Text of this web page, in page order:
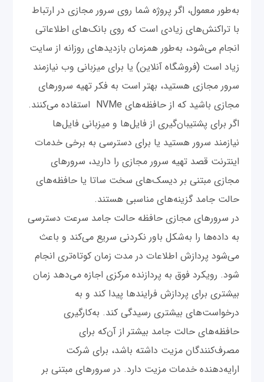
به‌طور معمول، اگر پروژه شما روی سرور مجازی در ارتباط
با تراکنش‌های زیادی است که روی بانک‌های اطلاعاتی
انجام می‌شود، به‌طور همزمان بازدیدهای روزانه از سایت
زیاد است (فروشگاه آنلاین) یا برای میزبانی وب نیازمند
سرور مجازی هستید، بهتر است به فکر تهیه سرورهای
مجازی باشید که از حافظه‌های NVMe استفاده می‌کنند.
اگر برای پشتیبان‌گیری از فایل‌ها و میزبانی فایل‌ها
نیازمند سرور هستید یا برای دسترسی به برخی خدمات
اینترنت قصد تهیه سرور مجازی را دارید، سرورهای
مجازی مبتنی بر دیسک‌های سخت ساتا یا حافظه‌های
حالت جامد گزینه‌های مناسبی هستند.
در سرورهای مجازی حافظه حالت جامد سرعت دسترسی
به داده‌ها را به‌شکل باور نکردنی سریع می‌کند و باعث
می‌شود پردازش اطلاعات در مدت زمان کوتاه‌تری انجام
شود. رویکرد فوق به پردازنده مرکزی اجازه می‌دهد زمان
بیشتری برای پردازش فرایندها پیدا کند و به
درخواست‌های بیشتری رسیدگی کند. به‌کارگیری
حافظه‌های حالت جامد بیشتر از آن‌که برای
مصرف‌کنندگان مزیت داشته باشد، برای شرکت
ارایه‌دهنده خدمات مزیت دارد. در سرورهای مبتنی بر